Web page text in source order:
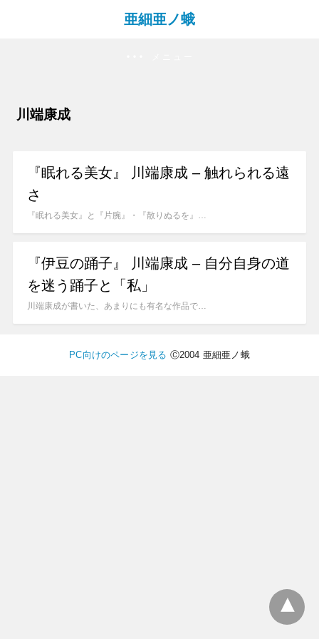
亜細亜ノ蛾
川端康成
『眠れる美女』 川端康成 – 触れられる遠
さ
『眠れる美女』と『片腕』・『散りぬるを』…
『伊豆の踊子』 川端康成 – 自分自身の道
を迷う踊子と「私」
川端康成が書いた、あまりにも有名な作品で…
PC向けのページを見る Ⓒ2004 亜細亜ノ蛾